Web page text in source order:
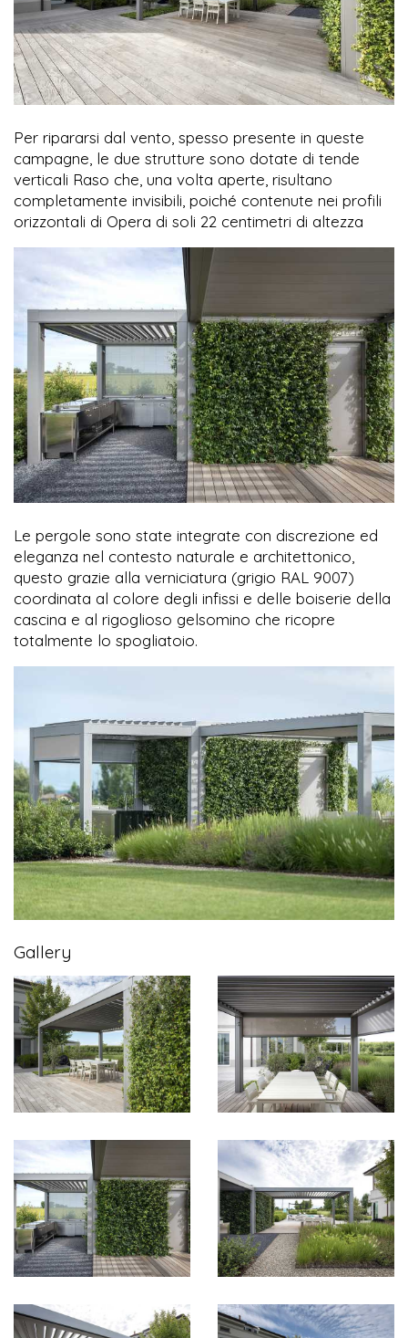
Per ripararsi dal vento, spesso presente in queste
campagne, le due strutture sono dotate di tende
verticali Raso che, una volta aperte, risultano
completamente invisibili, poiché contenute nei profili
orizzontali di Opera di soli 22 centimetri di altezza
Le pergole sono state integrate con discrezione ed
eleganza nel contesto naturale e architettonico,
questo grazie alla verniciatura (grigio RAL 9007)
coordinata al colore degli infissi e delle boiserie della
cascina e al rigoglioso gelsomino che ricopre
totalmente lo spogliatoio.
Gallery